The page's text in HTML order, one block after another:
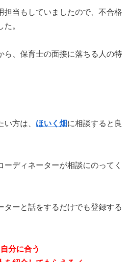
担当もしていましたので、不合格
。
ら、保育士の面接に落ちる人の特
方は、 ほいく畑に相談すると良
ーディネーターが相談にのってく
ターと話をするだけでも登録する
自分に合う